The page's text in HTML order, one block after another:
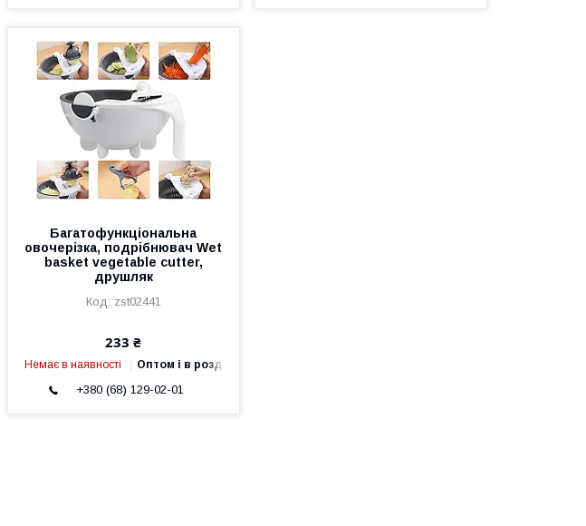
Багатофункціональна
овочерізка, подрібнювач Wet
basket vegetable cutter,
друшляк
zst02441
233 ₴
Немає в наявності Оптом і в роздріб
+380 (68) 129-02-01